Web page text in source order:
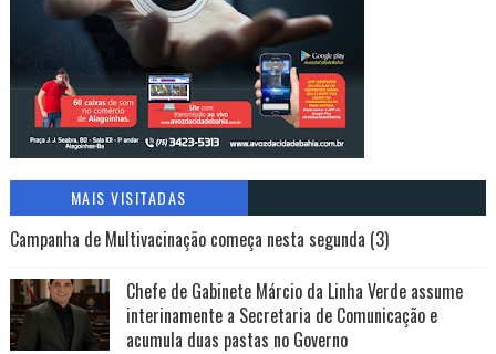
MAIS VISITADAS
Campanha de Multivacinação começa nesta segunda (3)
Chefe de Gabinete Márcio da Linha Verde assume
interinamente a Secretaria de Comunicação e
acumula duas pastas no Governo